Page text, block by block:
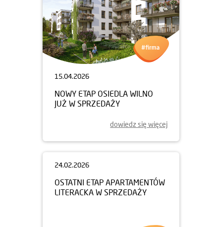
15.04.2026
NOWY ETAP OSIEDLA WILNO
JUŻ W SPRZEDAŻY
dowiedz się więcej